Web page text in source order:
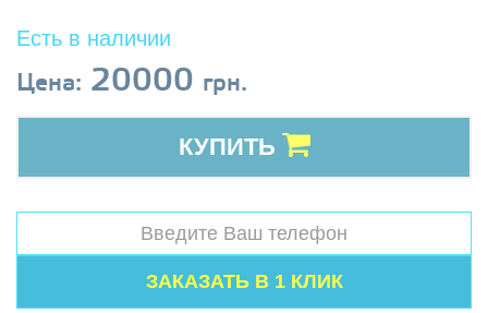
Есть в наличии
Цена: 20000 грн.
КУПИТЬ